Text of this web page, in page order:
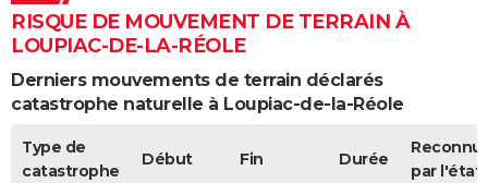
RISQUE DE MOUVEMENT DE TERRAIN À
LOUPIAC-DE-LA-RÉOLE
Derniers mouvements de terrain déclarés
catastrophe naturelle à Loupiac-de-la-Réole
Type de
catastrophe
Début Fin Durée
par l'état